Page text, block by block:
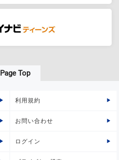
Page Top
利用規約
お問い合わせ
ログイン